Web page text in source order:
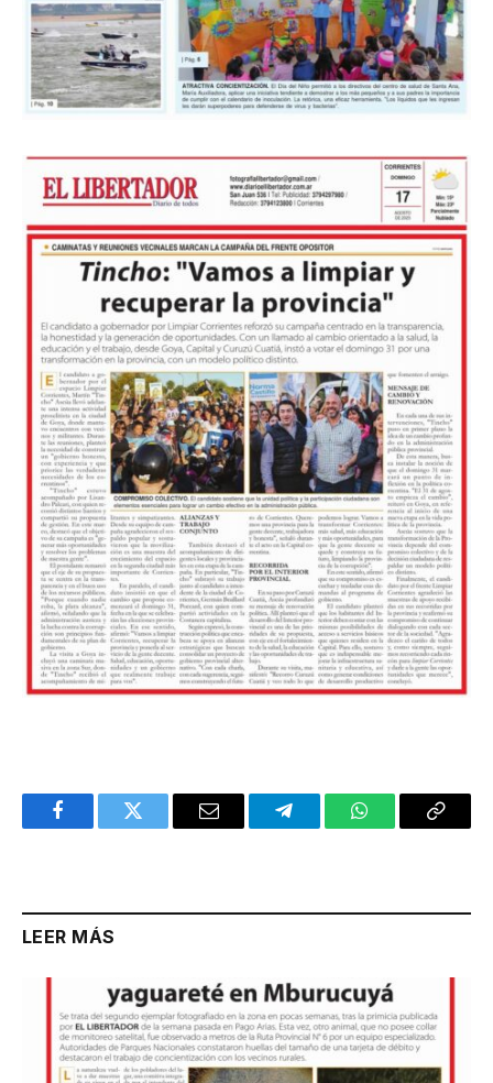
FacebookTwitter Email TelegramWhatsAppCopy
LEER MÁS